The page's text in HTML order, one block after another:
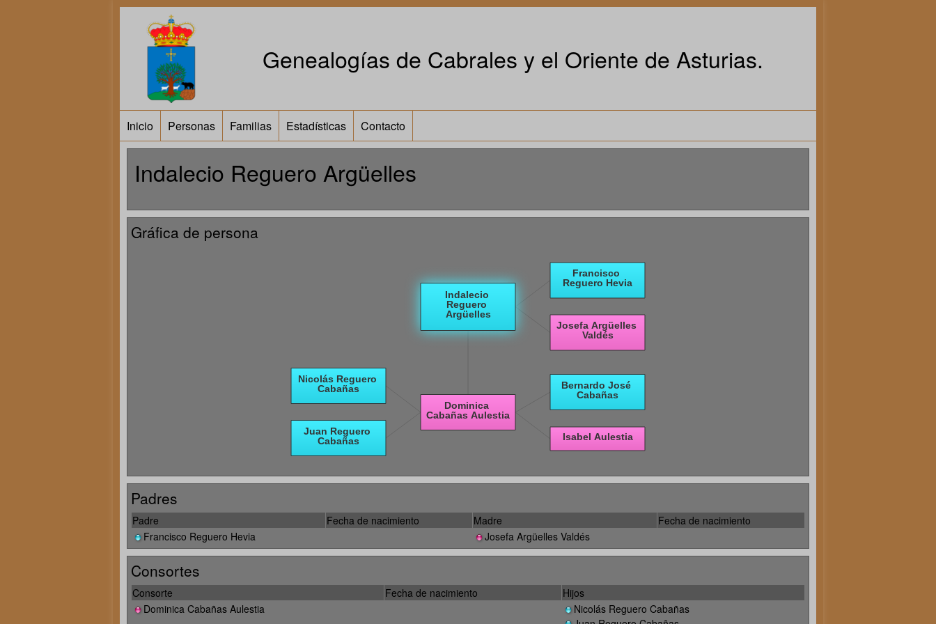
Genealogías de Cabrales y el Oriente de Asturias.
Inicio Personas Familias Estadísticas Contacto
Indalecio Reguero Argüelles
Gráfica de persona
Padres
Padre Fecha de nacimiento Madre
Fecha de nacimiento
Francisco Reguero Hevia
Josefa Argüelles Valdés
Consortes
Consorte Fecha de nacimiento
Hijos
Dominica Cabañas Aulestia
Nicolás Reguero Cabañas